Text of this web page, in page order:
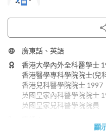
廣東話、英語
香港大學內外全科醫學士
香港醫學專科學院院士(兒
香港兒科醫學院院士 1997
英國皇家內科醫學院院士
英國皇家兒科醫學院院員
顯